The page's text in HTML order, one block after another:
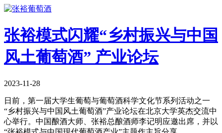
张裕模式闪耀“乡村振兴与中国
风土葡萄酒” 产业论坛
2023-11-28
日前，第一届大学生葡萄与葡萄酒科学文化节系列活动之一
“乡村振兴与中国风土葡萄酒”产业论坛在北京大学英杰交流中
心举行。中国酿酒大师、张裕总酿酒师李记明应邀出席，并以